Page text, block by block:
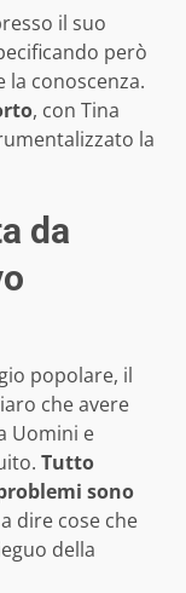
il suo
però
conoscenza.
, con Tina
la
da
popolare, il
che avere
Uomini e
Tutto
sono
dire cose che
della